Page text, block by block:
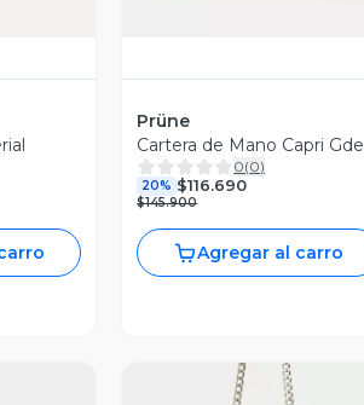
Prüne
Cartera de Mano Capri Gde
0(0)
20% $116.690
$145.900
Agregar al carro